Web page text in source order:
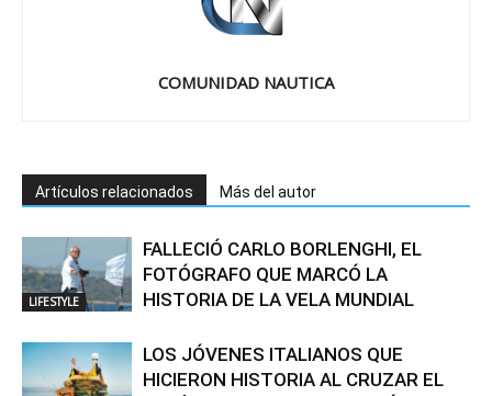
COMUNIDAD NAUTICA
Artículos relacionados Más del autor
LIFESTYLE
FALLECIÓ CARLO BORLENGHI, EL
FOTÓGRAFO QUE MARCÓ LA
HISTORIA DE LA VELA MUNDIAL
LOS JÓVENES ITALIANOS QUE
HICIERON HISTORIA AL CRUZAR EL